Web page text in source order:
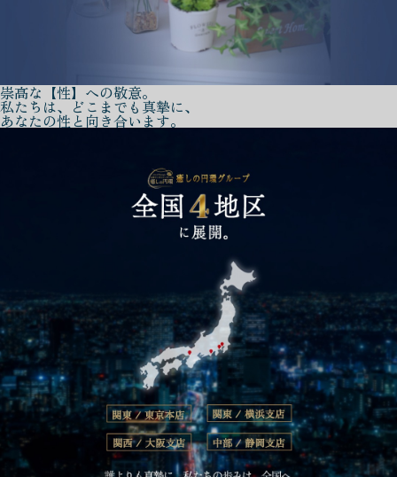
崇高な【性】への敬意。
私たちは、どこまでも真摯に、
あなたの性と向き合います。